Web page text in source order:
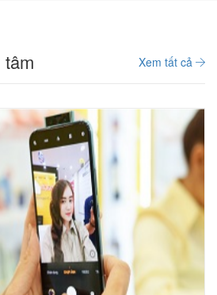
tâm Xem tất cả